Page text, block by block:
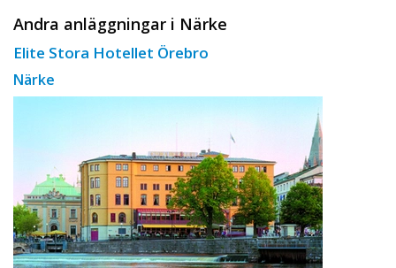
Andra anläggningar i Närke
Elite Stora Hotellet Örebro
Närke